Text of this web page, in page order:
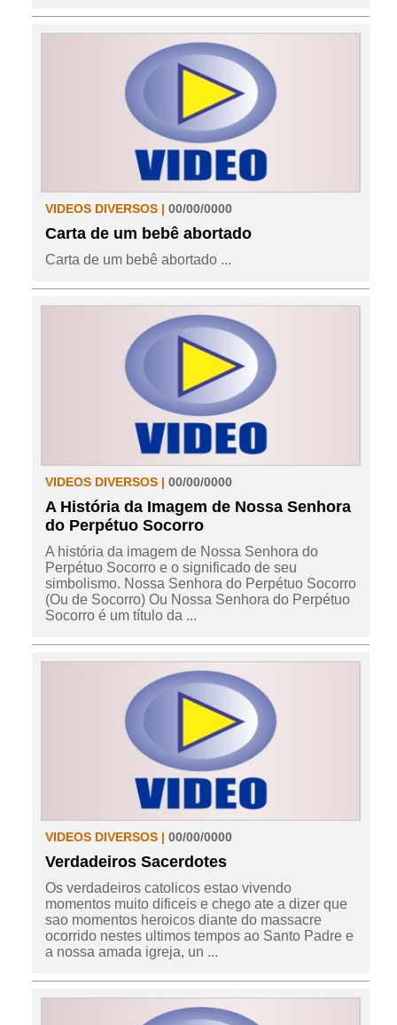
VIDEOS DIVERSOS | 00/00/0000
Carta de um bebê abortado
Carta de um bebê abortado ...
VIDEOS DIVERSOS | 00/00/0000
A História da Imagem de Nossa Senhora
do Perpétuo Socorro
A história da imagem de Nossa Senhora do
Perpétuo Socorro e o significado de seu
simbolismo. Nossa Senhora do Perpétuo Socorro
(Ou de Socorro) Ou Nossa Senhora do Perpétuo
Socorro é um título da ...
VIDEOS DIVERSOS | 00/00/0000
Verdadeiros Sacerdotes
Os verdadeiros catolicos estao vivendo
momentos muito dificeis e chego ate a dizer que
sao momentos heroicos diante do massacre
ocorrido nestes ultimos tempos ao Santo Padre e
a nossa amada igreja, un ...